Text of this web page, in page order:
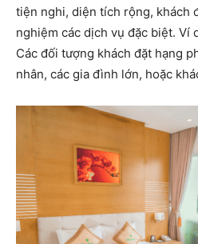
tiện nghi, diện tích rộng, khách
nghiệm các dịch vụ đặc biệt. Ví
Các đối tượng khách đặt hạng
nhân, các gia đình lớn, hoặc